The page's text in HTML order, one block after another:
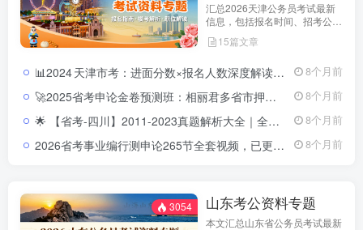
汇总2026天津公务员考试最新
信息，包括报名时间、招考公
论备考指南。通过政策解读和考
市考特点，合理安排备考计划，
15篇文章
📊2024 天津市考：进面分数×报名人数深度解读！2024 天津市考报名人数／进面分数大揭秘｜公安岗 vs 普通岗全面分析 8个月前
🚀2025省考申论金卷预测班：相丽君多省市押题高分路径2025省考申论金卷预测视频课程 8个月前
🌟 【省考-四川】2011-2023真题解析大全｜全省历年申论&行测题库四川省历年真题带解析 | 2011-2023申论&行测真题合集 8个月前
2026省考事业编行测申论265节全套视频，已更新完结（零基础专用）2026公务员事业单位行测申论265节视频课程 8个月前
3054 山东考公资料专题
本文汇总山东省公务员考试最新